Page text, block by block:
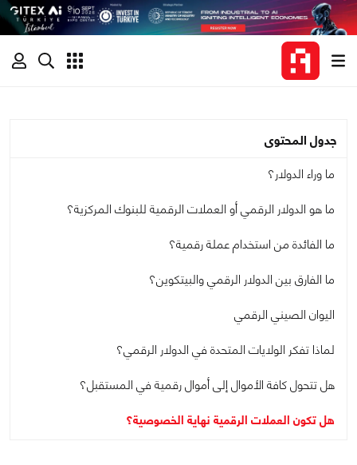
جدول المحتوى
ما وراء الدولار؟
ما هو الدولار الرقمي أو العملات الرقمية للبنوك المركزية؟
ما الفائدة من استخدام عملة رقمية؟
ما الفارق بين الدولار الرقمي والبيتكوين؟
اليوان الصيني الرقمي
لماذا تفكر الولايات المتحدة في الدولار الرقمي؟
هل تتحول كافة الأموال إلى أموال رقمية في المستقبل؟
هل تكون العملات الرقمية نهاية الخصوصية؟